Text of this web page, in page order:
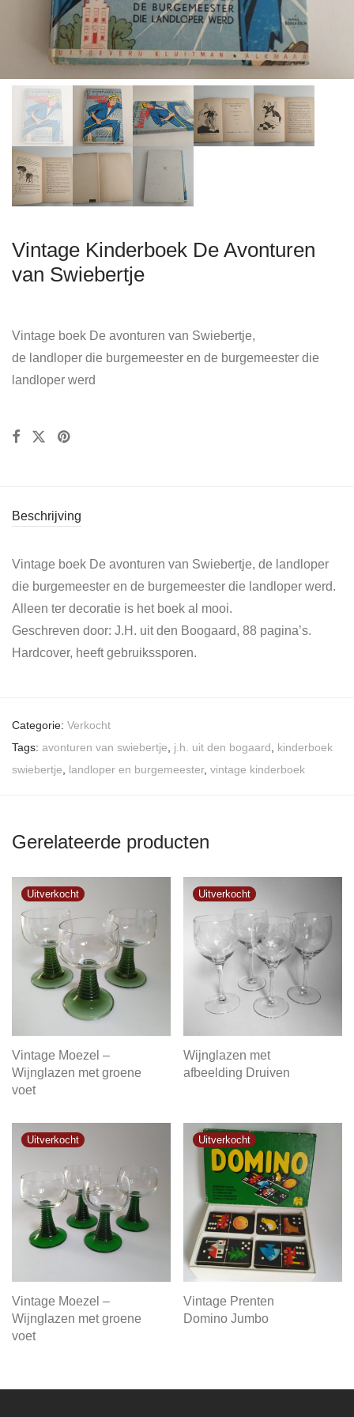
Vintage Kinderboek De Avonturen
van Swiebertje
Vintage boek De avonturen van Swiebertje,
de landloper die burgemeester en de burgemeester die
landloper werd
Beschrijving
Vintage boek De avonturen van Swiebertje, de landloper
die burgemeester en de burgemeester die landloper werd.
Alleen ter decoratie is het boek al mooi.
Geschreven door: J.H. uit den Boogaard, 88 pagina’s.
Hardcover, heeft gebruikssporen.
Categorie: Verkocht
Tags: avonturen van swiebertje j.h. uit den bogaard
kinderboek
swiebertje
landloper en burgemeester, vintage kinderboek
Gerelateerde producten
Vintage Moezel –
Wijnglazen met groene
voet
Wijnglazen met
afbeelding Druiven
Vintage Moezel –
Wijnglazen met groene
voet
Vintage Prenten
Domino Jumbo